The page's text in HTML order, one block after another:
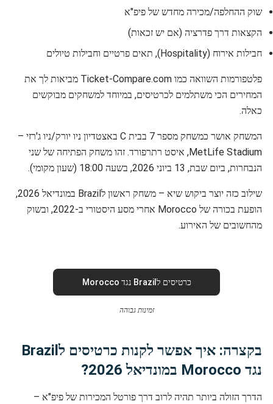
שוק ההחלפה/מכירה מחדש של פיפ"א
הקצאות דרך פדרציה (אם יש זכאות)
חבילות אירוח (Hospitality), תאים פרטיים וחבילות טיולים
פלטפורמות השוואה כמו Ticket-Compare.com מביאות לך את
המחירים הכי משתלמים לכרטיסים, במיוחד למשחקים מבוקשים
כאלה.
המשחק אושר כמשחק מספר 7 בבית C באצטדיון ניו יורק/ניו ג'רזי –
MetLife Stadium, איסט רתרפורד. זהו משחק הפתיחה של שני
הנבחרות, ביום שבת, 13 ביוני 2026, בשעה 18:00 (שעון מקומי).
שילוב כזה יוצר ביקוש שיא – משחק ראשון לBrazil במונדיאל 2026,
הופעת בכורה של Morocco אחרי מסע היסטורי ב-2022, ובשוק
מהחשובים של האירוע.
כרטיסים לBrazil נגד Morocco
זמינות גבוהה
בקצרה: איך אפשר לקנות כרטיסים לBrazil
נגד Morocco במונדיאל 2026?
הדרך הזולה ביותר תהיה לרוב דרך פורטל המכירות של פיפ"א –